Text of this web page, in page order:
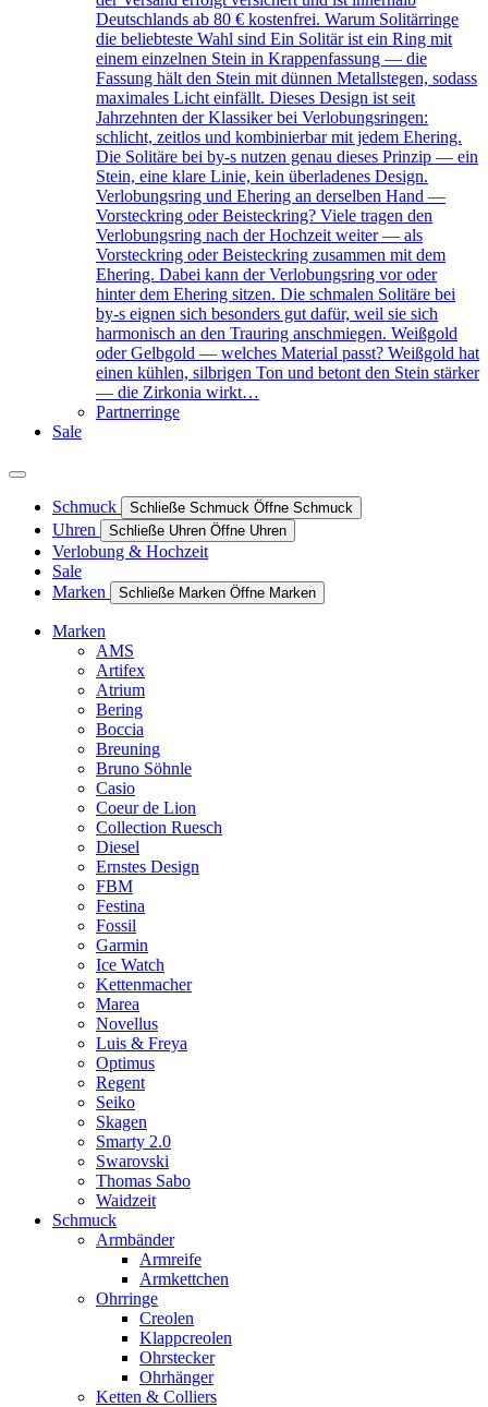
Deutschlands ab 80 € kostenfrei. Warum Solitärringe
die beliebteste Wahl sind Ein Solitär ist ein Ring mit
einem einzelnen Stein in Krappenfassung — die
Fassung hält den Stein mit dünnen Metallstegen, sodass
maximales Licht einfällt. Dieses Design ist seit
Jahrzehnten der Klassiker bei Verlobungsringen:
schlicht, zeitlos und kombinierbar mit jedem Ehering.
Die Solitäre bei by-s nutzen genau dieses Prinzip — ein
Stein, eine klare Linie, kein überladenes Design.
Verlobungsring und Ehering an derselben Hand —
Vorsteckring oder Beisteckring? Viele tragen den
Verlobungsring nach der Hochzeit weiter — als
Vorsteckring oder Beisteckring zusammen mit dem
Ehering. Dabei kann der Verlobungsring vor oder
hinter dem Ehering sitzen. Die schmalen Solitäre bei
by-s eignen sich besonders gut dafür, weil sie sich
harmonisch an den Trauring anschmiegen. Weißgold
oder Gelbgold — welches Material passt? Weißgold hat
einen kühlen, silbrigen Ton und betont den Stein stärker
— die Zirkonia wirkt…
Partnerringe
Sale
Schmuck Schließe Schmuck Öffne Schmuck
Uhren Schließe Uhren Öffne Uhren
Verlobung & Hochzeit
Sale
Marken
Schließe Marken Öffne Marken
Marken
AMS
Artifex
Atrium
Bering
Boccia
Breuning
Bruno Söhnle
Casio
Coeur de Lion
Collection Ruesch
Diesel
Ernstes Design
FBM
Festina
Fossil
Garmin
Ice Watch
Kettenmacher
Marea
Novellus
Luis & Freya
Optimus
Regent
Seiko
Skagen
Smarty 2.0
Swarovski
Thomas Sabo
Waidzeit
Schmuck
Armbänder
Armreife
Armkettchen
Ohrringe
Creolen
Klappcreolen
Ohrstecker
Ohrhänger
Ketten & Colliers